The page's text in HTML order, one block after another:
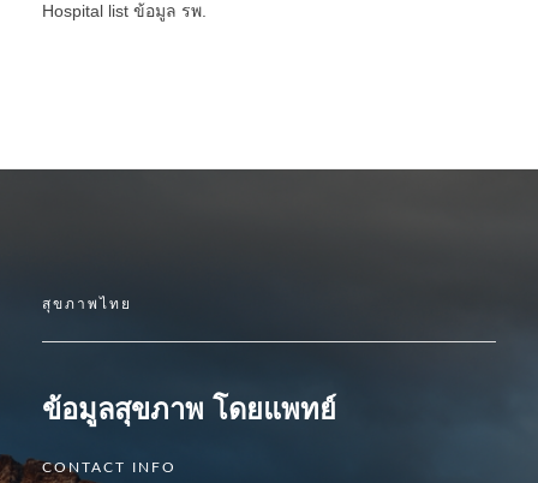
Hospital list ข้อมูล รพ.
สุขภาพไทย
ข้อมูลสุขภาพ โดยแพทย์
CONTACT INFO